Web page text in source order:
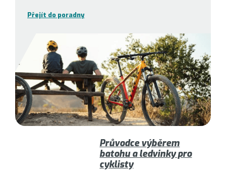
Přejít do poradny
Průvodce výběrem
batohu a ledvinky pro
cyklisty